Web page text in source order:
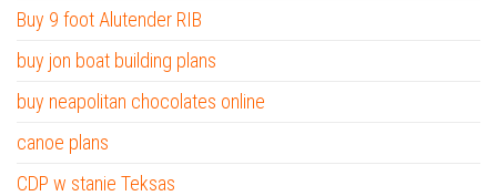
Buy 9 foot Alutender RIB
buy jon boat building plans
buy neapolitan chocolates online
canoe plans
CDP w stanie Teksas